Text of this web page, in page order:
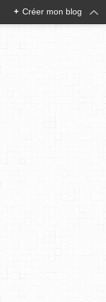
+ Créer mon blog